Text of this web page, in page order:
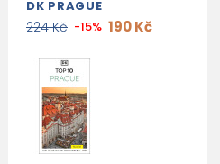
DK PRAGUE
224 Kč -15% 190 Kč